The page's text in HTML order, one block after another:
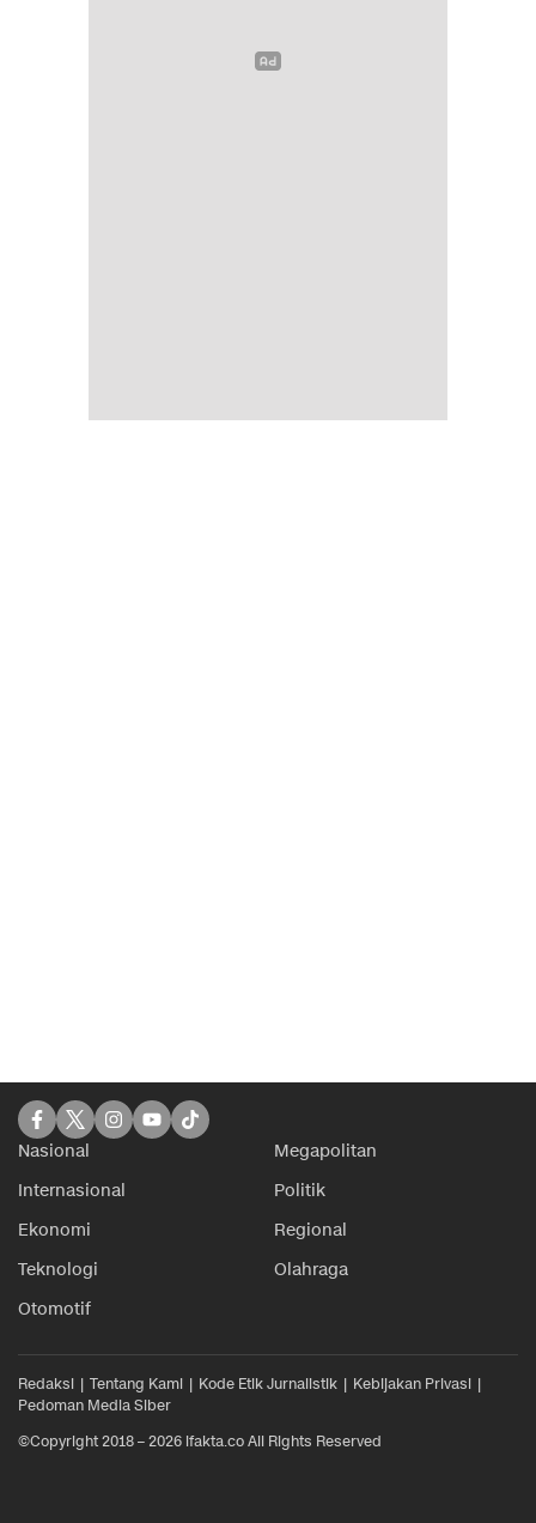
Nasional
Megapolitan
Internasional
Politik
Ekonomi
Regional
Teknologi
Olahraga
Otomotif
Redaksi Tentang Kami Kode Etik Jurnalistik
Kebijakan Privasi
Pedoman Media Siber
©Copyright 2018 – 2026 ifakta.co All Rights Reserved